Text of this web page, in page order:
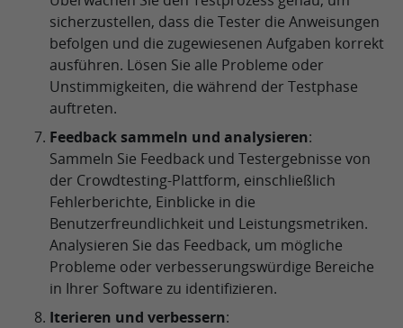
sicherzustellen, dass die Tester die Anweisungen
befolgen und die zugewiesenen Aufgaben korrekt
ausführen. Lösen Sie alle Probleme oder
Unstimmigkeiten, die während der Testphase
auftreten.
Feedback sammeln und analysieren:
Sammeln Sie Feedback und Testergebnisse von
der Crowdtesting-Plattform, einschließlich
Fehlerberichte, Einblicke in die
Benutzerfreundlichkeit und Leistungsmetriken.
Analysieren Sie das Feedback, um mögliche
Probleme oder verbesserungswürdige Bereiche
in Ihrer Software zu identifizieren.
Iterieren und verbessern: